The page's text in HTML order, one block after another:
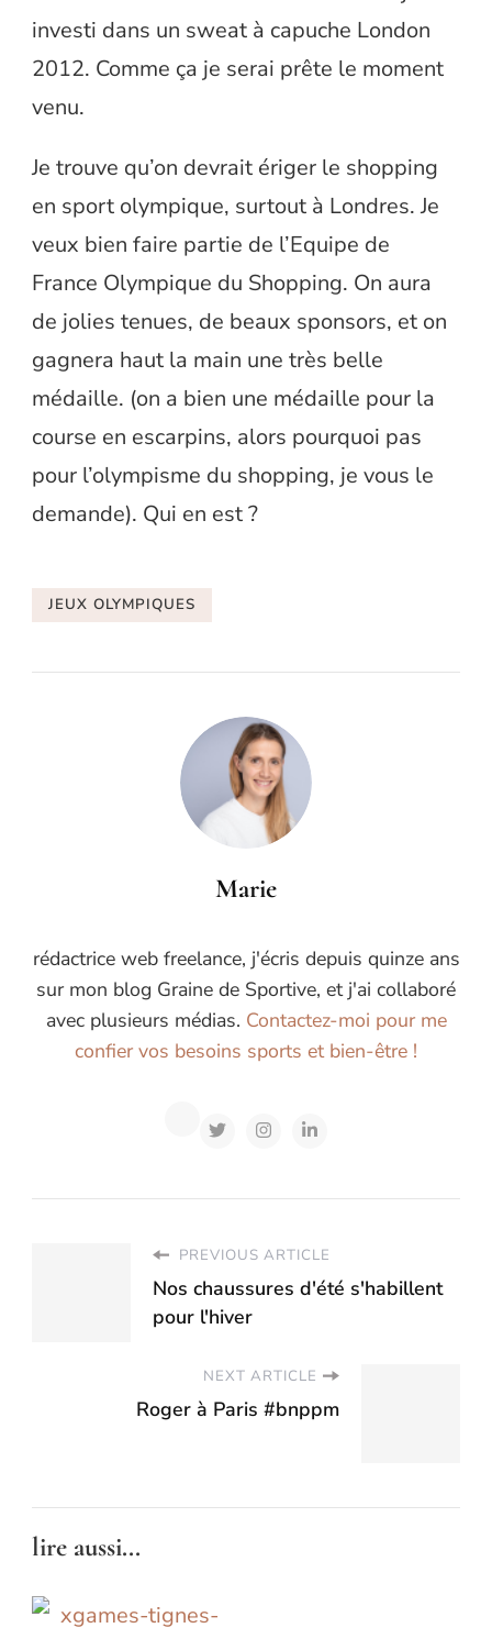
investi dans un sweat à capuche London
2012. Comme ça je serai prête le moment
venu.
Je trouve qu’on devrait ériger le shopping
en sport olympique, surtout à Londres. Je
veux bien faire partie de l’Equipe de
France Olympique du Shopping. On aura
de jolies tenues, de beaux sponsors, et on
gagnera haut la main une très belle
médaille. (on a bien une médaille pour la
course en escarpins, alors pourquoi pas
pour l’olympisme du shopping, je vous le
demande). Qui en est ?
JEUX OLYMPIQUES
Marie
rédactrice web freelance, j'écris depuis quinze ans
sur mon blog Graine de Sportive, et j'ai collaboré
avec plusieurs médias. Contactez-moi pour me
confier vos besoins sports et bien-être !
PREVIOUS ARTICLE
Nos chaussures d'été s'habillent
pour l'hiver
NEXT ARTICLE
Roger à Paris #bnppm
lire aussi...